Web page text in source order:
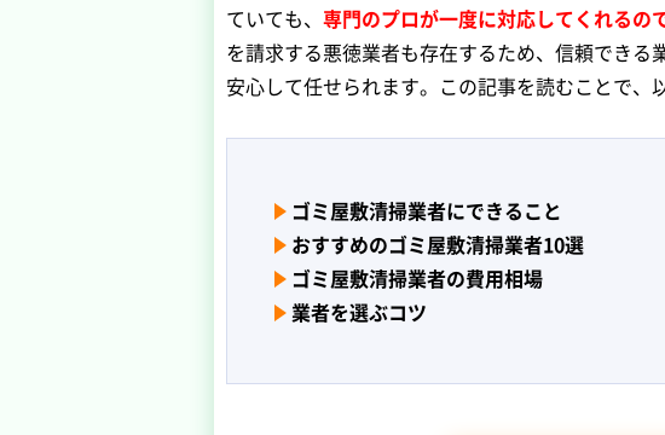
ていても、 専門のプロが一度に対応してくれるの
を請求する悪徳業者も存在するため、信頼でき
安心して任せられます。この記事を読むことで、
ゴミ屋敷清掃業者にできること
おすすめのゴミ屋敷清掃業者10選
ゴミ屋敷清掃業者の費用相場
業者を選ぶコツ